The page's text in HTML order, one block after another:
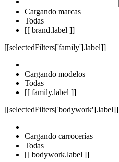
Cargando marcas
Todas
[[ brand.label ]]
[[selectedFilters['family'].label]]
Cargando modelos
Todas
[[ family.label ]]
[[selectedFilters['bodywork'].label]]
Cargando carrocerías
Todas
[[ bodywork.label ]]